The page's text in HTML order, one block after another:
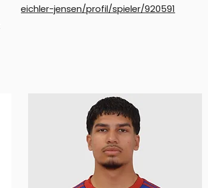
eichler-jensen/profil/spieler/920591